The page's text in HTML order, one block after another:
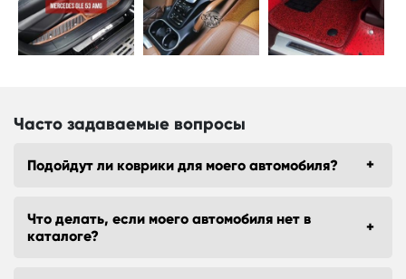
Часто задаваемые вопросы
Подойдут ли коврики для моего автомобиля?
Что делать, если моего автомобиля нет в
каталоге?